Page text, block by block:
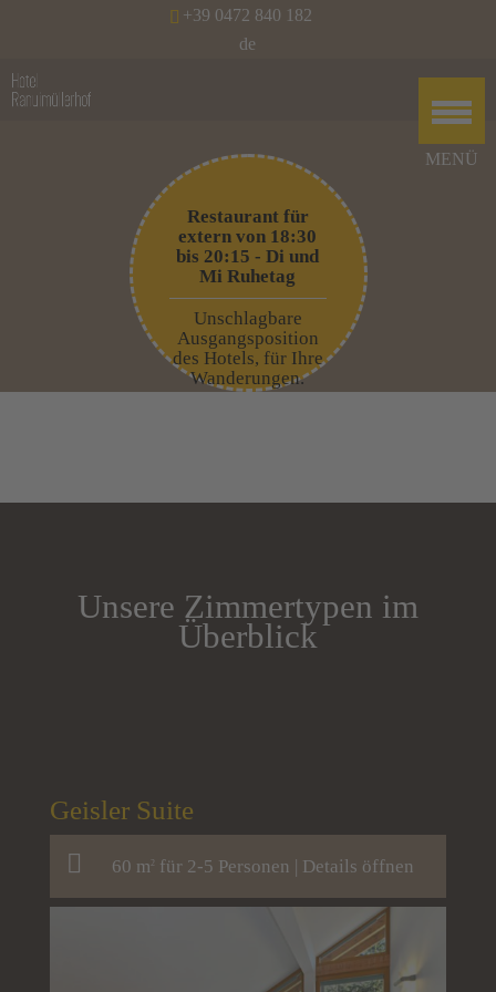
+39 0472 840 182
de
Restaurant für
extern von 18:30
bis 20:15 - Di und
Mi Ruhetag
Unschlagbare
Ausgangsposition
des Hotels, für Ihre
Wanderungen.
Unsere Zimmertypen im
Überblick
Geisler Suite
60 m 2 für 2-5 Personen | Details öffnen